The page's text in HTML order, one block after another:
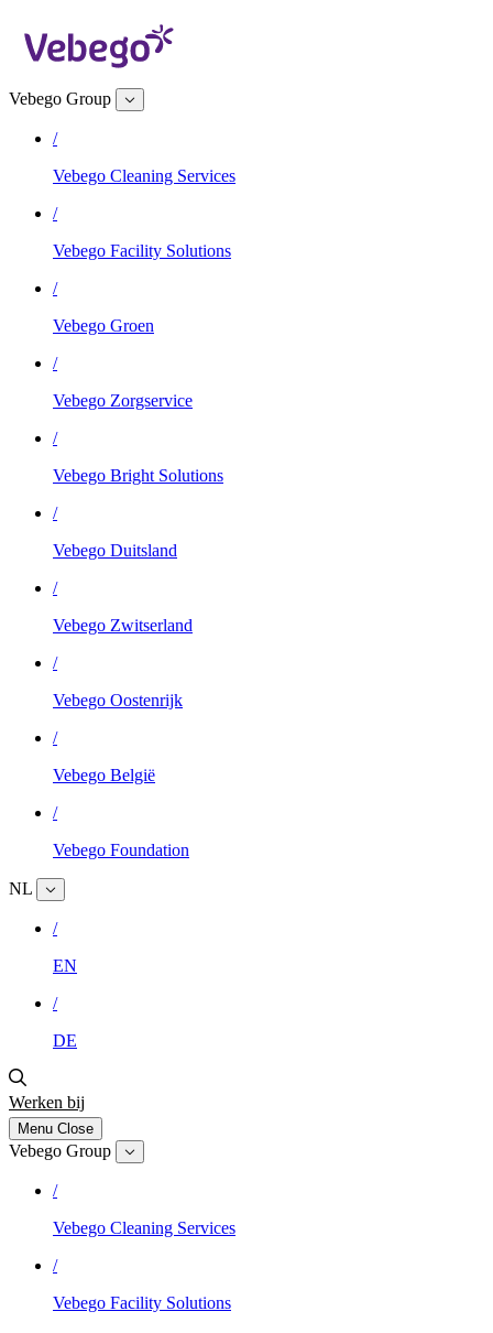
Vebego Group
/
Vebego Cleaning Services
/
Vebego Facility Solutions
/
Vebego Groen
/
Vebego Zorgservice
/
Vebego Bright Solutions
/
Vebego Duitsland
/
Vebego Zwitserland
/
Vebego Oostenrijk
/
Vebego België
/
Vebego Foundation
NL
/
EN
/
DE
Werken bij
Menu Close
Vebego Group
/
Vebego Cleaning Services
/
Vebego Facility Solutions